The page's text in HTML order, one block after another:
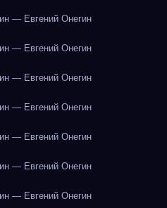
— Евгений Онегин
— Евгений Онегин
— Евгений Онегин
— Евгений Онегин
— Евгений Онегин
— Евгений Онегин
— Евгений Онегин